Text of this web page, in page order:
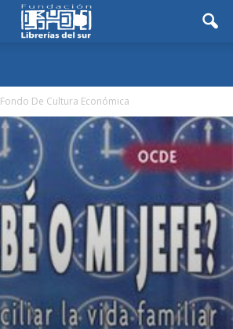
Fondo De Cultura Económica